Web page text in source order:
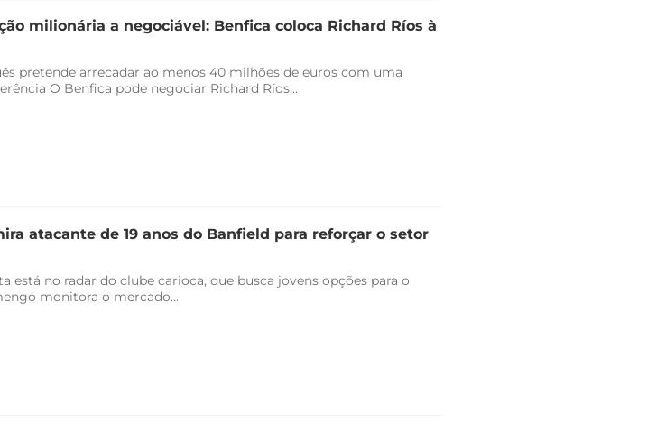
milionária a negociável: Benfica coloca Richard Ríos à
pretende arrecadar ao menos 40 milhões de euros com uma
O Benfica pode negociar Richard Ríos...
atacante de 19 anos do Banfield para reforçar o setor
está no radar do clube carioca, que busca jovens opções para o
monitora o mercado...